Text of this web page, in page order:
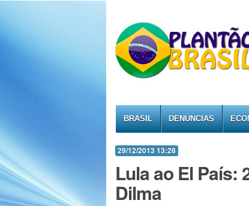
BRASIL DENÚNCIAS
29/12/2013 13:28
Lula ao El País:
Dilma